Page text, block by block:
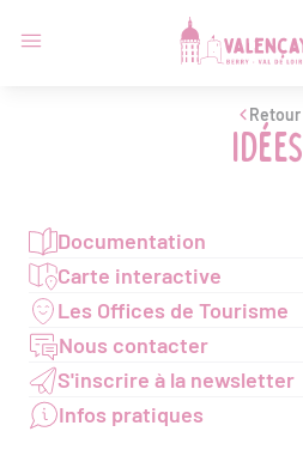
Retour
Idées
Documentation
Carte interactive
Les Offices de Tourisme
Nous contacter
S'inscrire à la newsletter
Infos pratiques